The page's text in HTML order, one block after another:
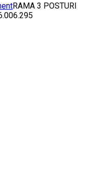
RAMA 3 POSTURI